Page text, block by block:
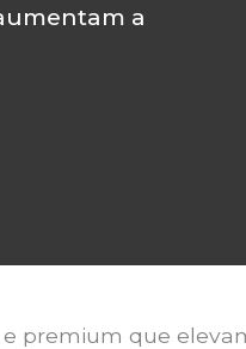
a
premium que